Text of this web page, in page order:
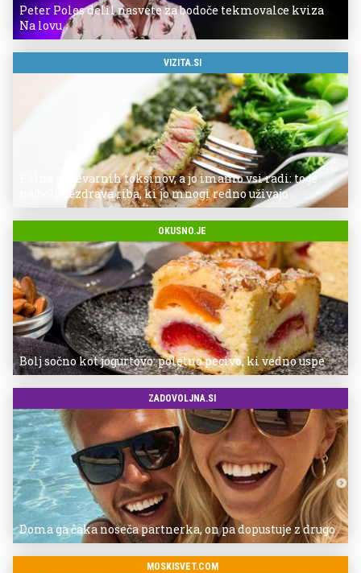
Peter Poles delil nasvete za bodoče tekmovalce kviza
Na lovu
VIZITA.SI
Polna je nevarnih toksinov, a jo imamo vsi radi: to je
najbolj nezdrava riba, ki jo mnogi redno uživajo
OKUSNO.JE
Bolj sočno kot jogurtovo: poletno pecivo, ki vedno uspe
ZADOVOLJNA.SI
Doma ga čaka noseča partnerka, on pa dopustuje z drugo
MOSKISVET.COM